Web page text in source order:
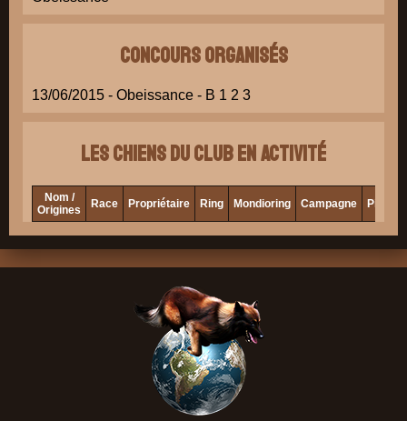
Concours organisés
13/06/2015 - Obeissance - B 1 2 3
Les chiens du club en activité
Nom /
Origines
Race Propriétaire Ring Mondioring Campagne Pistage